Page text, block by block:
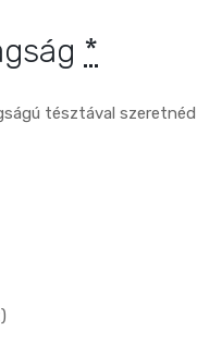
*
tésztával
)